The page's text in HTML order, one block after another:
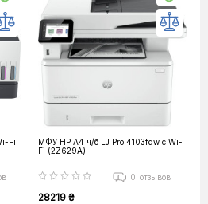
Fi
МФУ HP А4 ч/б LJ Pro 4103fdw c Wi-
Fi (2Z629A)
0 отзывов
28219 ₴